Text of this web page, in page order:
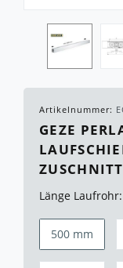
Artikelnummer:
GEZE
Länge Laufrohr:
500 mm